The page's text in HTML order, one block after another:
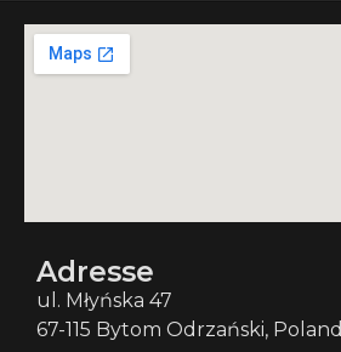
Adresse
ul. Młyńska 47
67-115 Bytom Odrzański, Poland